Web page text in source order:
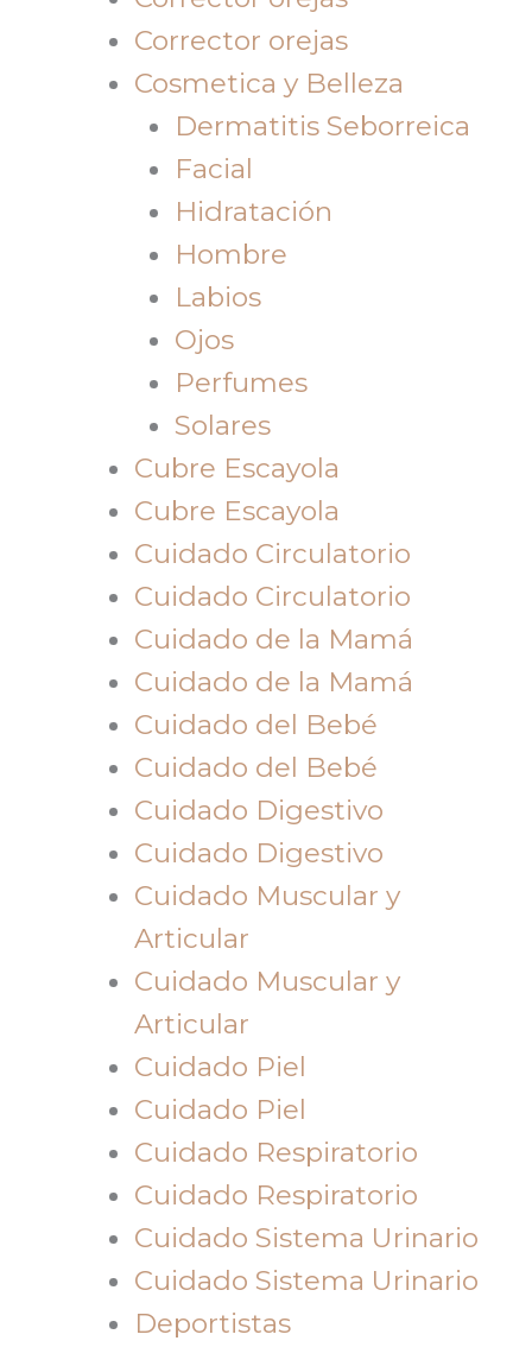
Corrector orejas
Cosmetica y Belleza
Dermatitis Seborreica
Facial
Hidratación
Hombre
Labios
Ojos
Perfumes
Solares
Cubre Escayola
Cubre Escayola
Cuidado Circulatorio
Cuidado Circulatorio
Cuidado de la Mamá
Cuidado de la Mamá
Cuidado del Bebé
Cuidado del Bebé
Cuidado Digestivo
Cuidado Digestivo
Cuidado Muscular y
Articular
Cuidado Muscular y
Articular
Cuidado Piel
Cuidado Piel
Cuidado Respiratorio
Cuidado Respiratorio
Cuidado Sistema Urinario
Cuidado Sistema Urinario
Deportistas